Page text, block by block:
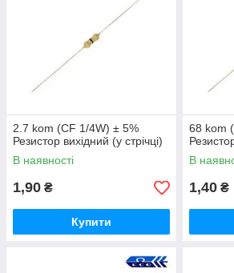
2.7 kom (CF 1/4W) ± 5%
Резистор вихідний (у стрічці)
В наявності
1,90 ₴
Купити
68 kom
В
1,40 ₴